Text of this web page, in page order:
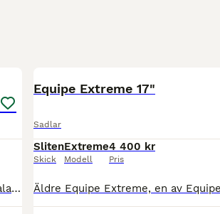
Otroligt fin och välbevarad Devoucoux Biarritz O, 17" med normala kåpor (2A). Den har Devoucoux nya 3D3 paneler som fördelar vikten över en större yta av hästens rygg, upplever att den lagt sig bra på
Equipe Extreme 17"
Sadlar
Sliten
Skick
Extreme
Modell
4 400 kr
Pris